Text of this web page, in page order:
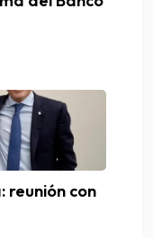
reunión con